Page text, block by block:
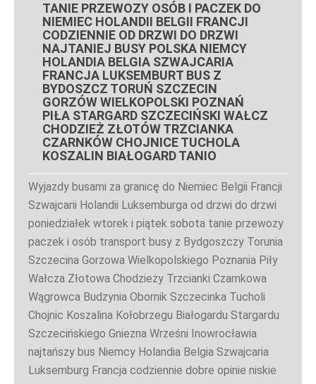
TANIE PRZEWOZY OSÓB I PACZEK DO
NIEMIEC HOLANDII BELGII FRANCJI
CODZIENNIE OD DRZWI DO DRZWI
NAJTANIEJ BUSY POLSKA NIEMCY
HOLANDIA BELGIA SZWAJCARIA
FRANCJA LUKSEMBURT BUS Z
BYDOSZCZ TORUŃ SZCZECIN
GORZÓW WIELKOPOLSKI POZNAŃ
PIŁA STARGARD SZCZECIŃSKI WAŁCZ
CHODZIEŻ ZŁOTÓW TRZCIANKA
CZARNKÓW CHOJNICE TUCHOLA
KOSZALIN BIAŁOGARD TANIO
Wyjazdy busami za granicę do Niemiec Belgii Francji
Szwajcarii Holandii Luksemburga od drzwi do drzwi
poniedziałek wtorek i piątek sobota tanie przewozy
paczek i osób transport busy z Bydgoszczy Torunia
Szczecina Gorzowa Wielkopolskiego Poznania Piły
Wałcza Złotowa Chodzieży Trzcianki Czarnkowa
Wągrowca Budzynia Obornik Szczecinka Tucholi
Chojnic Koszalina Kołobrzegu Białogardu Stargardu
Szczecińskiego Gniezna Wrześni Inowrocławia
najtańszy bus Niemcy Holandia Belgia Szwajcaria
Luksemburg Francja codziennie dobre opinie niskie